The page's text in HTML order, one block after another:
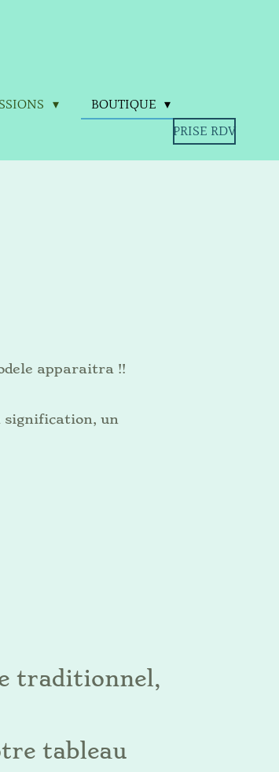
BOUTIQUE
PRISE RDV
apparaitra !!
signification, un
traditionnel,
tableau